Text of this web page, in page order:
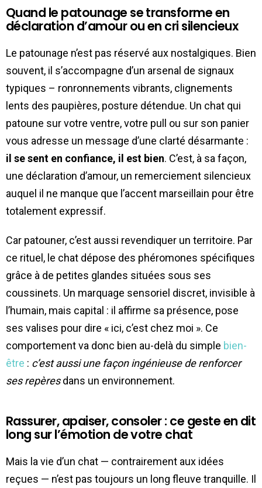
Quand le patounage se transforme en
déclaration d’amour ou en cri silencieux
Le patounage n’est pas réservé aux nostalgiques. Bien
souvent, il s’accompagne d’un arsenal de signaux
typiques – ronronnements vibrants, clignements
lents des paupières, posture détendue. Un chat qui
patoune sur votre ventre, votre pull ou sur son panier
vous adresse un message d’une clarté désarmante :
il se sent en confiance, il est bien. C’est, à sa façon,
une déclaration d’amour, un remerciement silencieux
auquel il ne manque que l’accent marseillain pour être
totalement expressif.
Car patouner, c’est aussi revendiquer un territoire. Par
ce rituel, le chat dépose des phéromones spécifiques
grâce à de petites glandes situées sous ses
coussinets. Un marquage sensoriel discret, invisible à
l’humain, mais capital : il affirme sa présence, pose
ses valises pour dire « ici, c’est chez moi ». Ce
comportement va donc bien au-delà du simple bien-
être : c’est aussi une façon ingénieuse de renforcer
ses repèresdans un environnement.
Rassurer, apaiser, consoler : ce geste en dit
long sur l’émotion de votre chat
Mais la vie d’un chat — contrairement aux idées
reçues — n’est pas toujours un long fleuve tranquille. Il